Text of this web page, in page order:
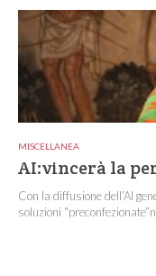
MISCELLANEA
AI:vincerà la
Con la diffusione dell’AI
soluzioni